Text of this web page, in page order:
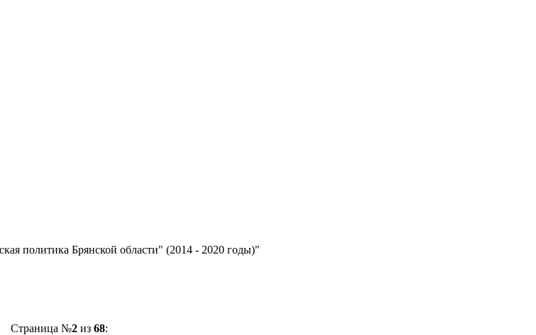
политика Брянской области" (2014 - 2020 годы)"
Страница №2из 68: